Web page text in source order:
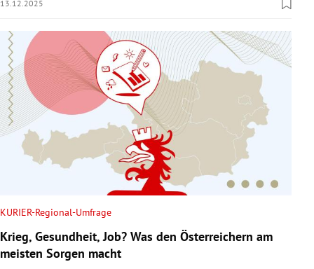
13.12.2025
KURIER-Regional-Umfrage
Krieg, Gesundheit, Job? Was den Österreichern am
meisten Sorgen macht